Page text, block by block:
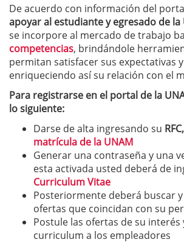
De acuerdo con información del
apoyar al estudiante y egresado de la
se incorpore al mercado de trabajo
competencias, brindándole
permitan satisfacer sus expectativas
enriqueciendo así su relación con el
Para registrarse en el portal de la
lo siguiente:
Darse de alta ingresando su
matrícula de la UNAM
Generar una contraseña y una
esta activada usted deberá de
Curriculum Vitae
Posteriormente deberá buscar
ofertas que coincidan con su
Postule las ofertas de su interés
curriculum a los empleadores